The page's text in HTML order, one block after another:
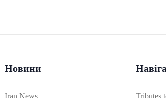
Новини